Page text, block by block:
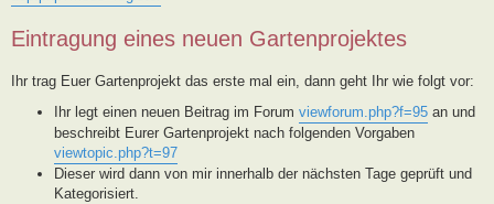
Eintragung eines neuen Gartenprojektes
Ihr trag Euer Gartenprojekt das erste mal ein, dann geht Ihr wie folgt vor:
Ihr legt einen neuen Beitrag im Forum viewforum.php?f=95 an und
beschreibt Eurer Gartenprojekt nach folgenden Vorgaben
viewtopic.php?t=97
Dieser wird dann von mir innerhalb der nächsten Tage geprüft und
Kategorisiert.